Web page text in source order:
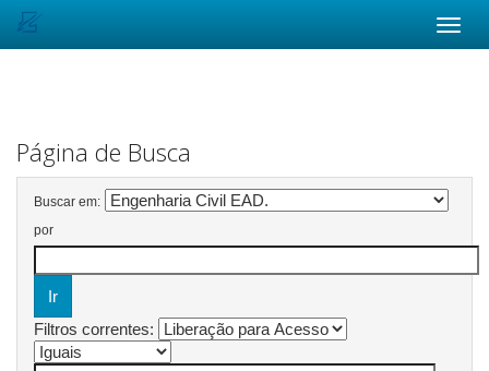
Página de Busca
Buscar em:
por
Filtros correntes: